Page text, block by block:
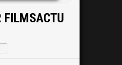
FILMSACTU